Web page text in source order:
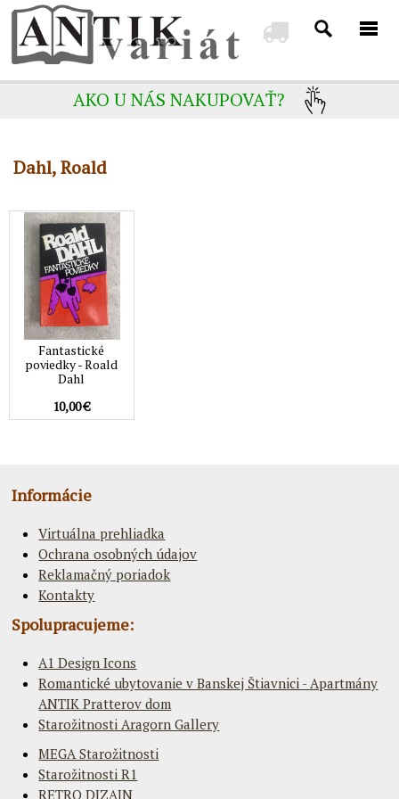
AKO U NÁS NAKUPOVAŤ?
Dahl, Roald
Fantastické
poviedky - Roald
Dahl
10,00 €
Informácie
Virtuálna prehliadka
Ochrana osobných údajov
Reklamačný poriadok
Kontakty
Spolupracujeme:
A1 Design Icons
Romantické ubytovanie v Banskej Štiavnici - Apartmány
ANTIK Pratterov dom
Starožitnosti Aragorn Gallery
MEGA Starožitnosti
Starožitnosti R1
RETRO DIZAJN